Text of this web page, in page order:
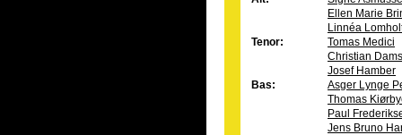
Ellen Marie
Linnéa
Tenor:
Tomas Medici
Christian
Josef Hamber
Bas:
Asger Lynge
Thomas
Paul
Jens Bruno